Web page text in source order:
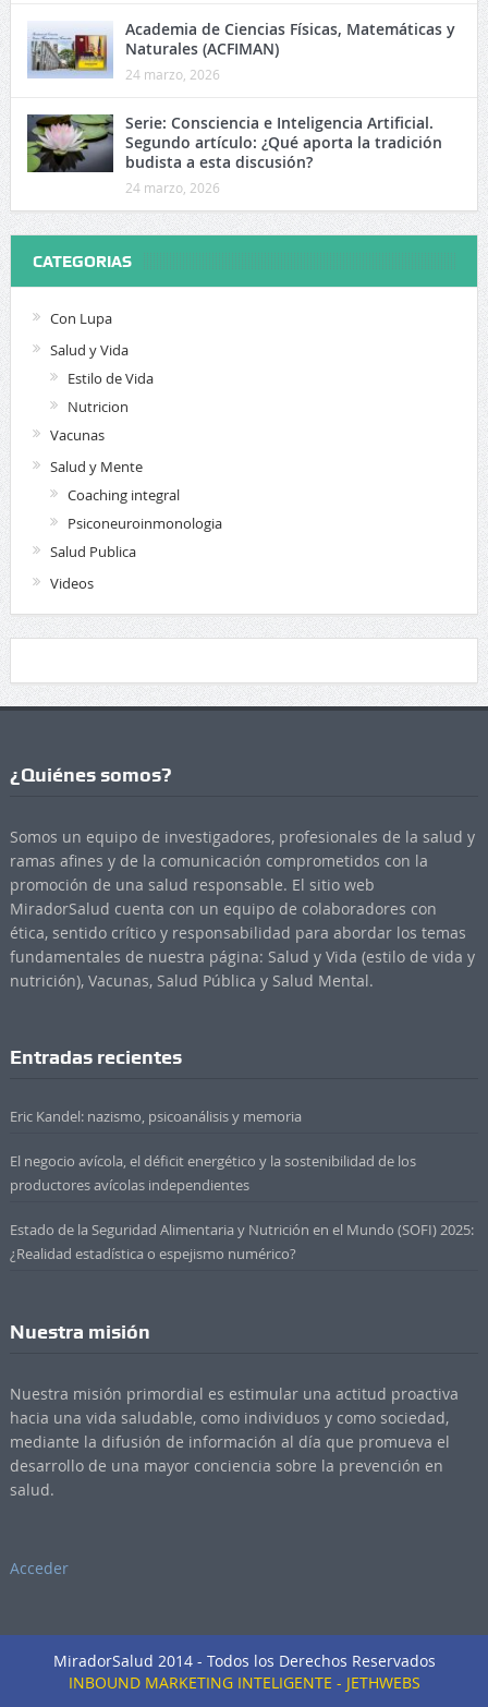
Academia de Ciencias Físicas, Matemáticas y
Naturales (ACFIMAN)
24 marzo, 2026
Serie: Consciencia e Inteligencia Artificial.
Segundo artículo: ¿Qué aporta la tradición
budista a esta discusión?
24 marzo, 2026
CATEGORIAS
Con Lupa
Salud y Vida
Estilo de Vida
Nutricion
Vacunas
Salud y Mente
Coaching integral
Psiconeuroinmonologia
Salud Publica
Videos
¿Quiénes somos?
Somos un equipo de investigadores, profesionales de la salud y
ramas afines y de la comunicación comprometidos con la
promoción de una salud responsable. El sitio web
MiradorSalud cuenta con un equipo de colaboradores con
ética, sentido crítico y responsabilidad para abordar los temas
fundamentales de nuestra página: Salud y Vida (estilo de vida y
nutrición), Vacunas, Salud Pública y Salud Mental.
Entradas recientes
Eric Kandel: nazismo, psicoanálisis y memoria
El negocio avícola, el déficit energético y la sostenibilidad de los
productores avícolas independientes
Estado de la Seguridad Alimentaria y Nutrición en el Mundo (SOFI) 2025:
¿Realidad estadística o espejismo numérico?
Nuestra misión
Nuestra misión primordial es estimular una actitud proactiva
hacia una vida saludable, como individuos y como sociedad,
mediante la difusión de información al día que promueva el
desarrollo de una mayor conciencia sobre la prevención en
salud.
Acceder
MiradorSalud 2014 - Todos los Derechos Reservados
INBOUND MARKETING INTELIGENTE - JETHWEBS